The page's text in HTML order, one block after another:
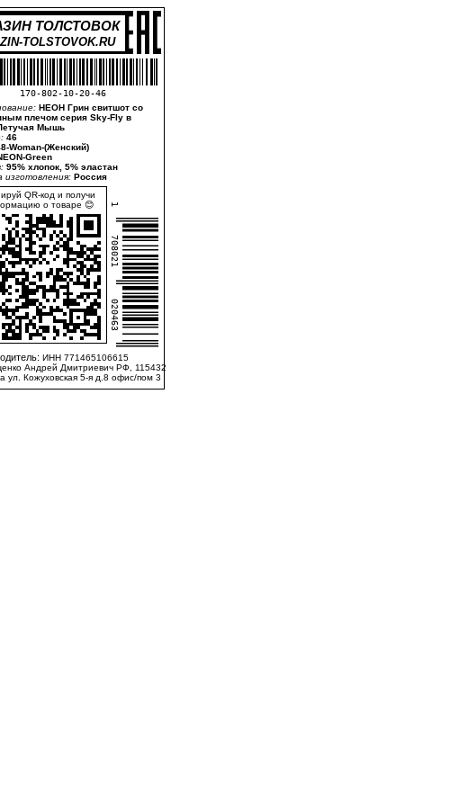
ТОЛСТОВОК
TOLSTOVOK.RU
170-802-10-20-46
НЕОН Грин свитшот со
плечом серия Sky-Fly в
Мышь
46
Woman-(Женский)
Green
95% хлопок, 5% эластан
изготовления: Россия
QR-код и получи
о товаре 😊
1
708021
020463
ИНН 771465106615
Андрей Дмитриевич РФ, 115432
ул. Кожуховская 5-я д.8 офис/пом 3